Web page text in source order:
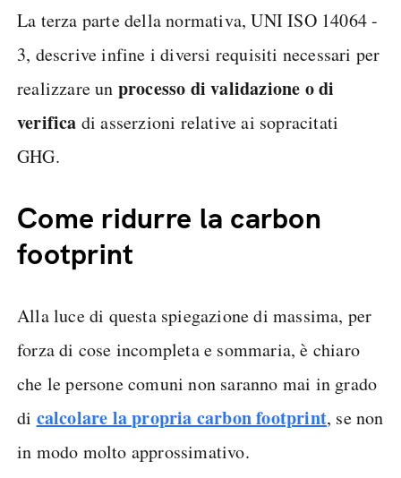
La terza parte della normativa, UNI ISO 14064 -
3, descrive infine i diversi requisiti necessari per
realizzare un processo di validazione o di
verifica di asserzioni relative ai sopracitati
GHG.
Come ridurre la carbon
footprint
Alla luce di questa spiegazione di massima, per
forza di cose incompleta e sommaria, è chiaro
che le persone comuni non saranno mai in grado
di calcolare la propria carbon footprint, se non
in modo molto approssimativo.